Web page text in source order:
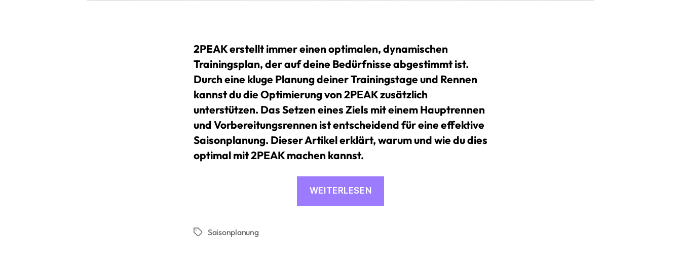
2PEAK erstellt immer einen optimalen, dynamischen
Trainingsplan, der auf deine Bedürfnisse abgestimmt ist.
Durch eine kluge Planung deiner Trainingstage und Rennen
kannst du die Optimierung von 2PEAK zusätzlich
unterstützen. Das Setzen eines Ziels mit einem Hauptrennen
und Vorbereitungsrennen ist entscheidend für eine effektive
Saisonplanung. Dieser Artikel erklärt, warum und wie du dies
optimal mit 2PEAK machen kannst.
WEITERLESEN
Schlagwörter
Saisonplanung